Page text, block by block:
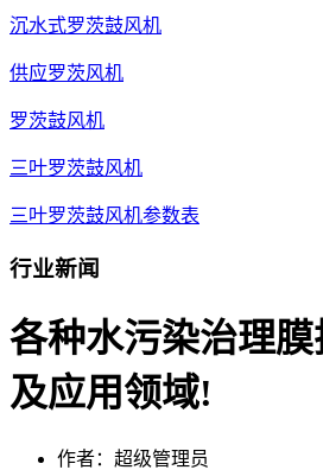
沉水式罗茨鼓风机
供应罗茨风机
罗茨鼓风机
三叶罗茨鼓风机
三叶罗茨鼓风机参数表
行业新闻
各种水污染治理
及应用领域!
作者：超级管理员